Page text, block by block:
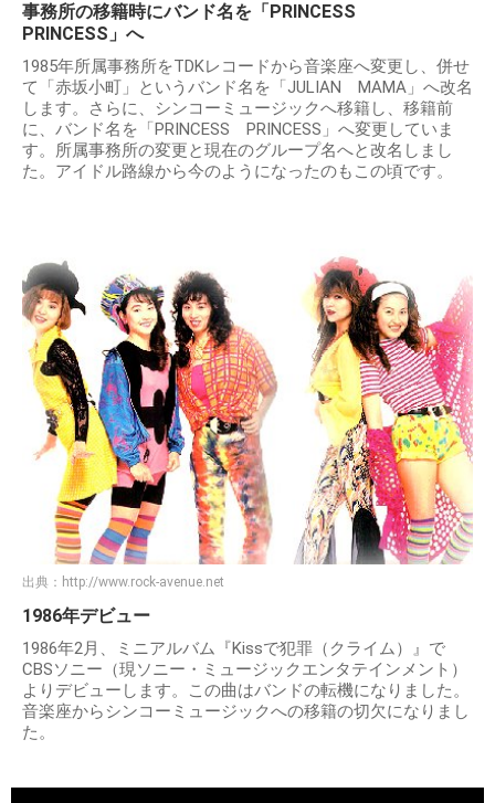
事務所の移籍時にバンド名を「PRINCESS
PRINCESS」へ
1985年所属事務所をTDKレコードから音楽座へ変更し、併せ
て「赤坂小町」というバンド名を「JULIAN MAMA」へ改名
します。さらに、シンコーミュージックへ移籍し、移籍前
に、バンド名を「PRINCESS PRINCESS」へ変更していま
す。所属事務所の変更と現在のグループ名へと改名しまし
た。アイドル路線から今のようになったのもこの頃です。
出典： http://www.rock-avenue.net
1986年デビュー
1986年2月、ミニアルバム『Kissで犯罪（クライム）』で
CBSソニー（現ソニー・ミュージックエンタテインメント）
よりデビューします。この曲はバンドの転機になりました。
音楽座からシンコーミュージックへの移籍の切欠になりまし
た。